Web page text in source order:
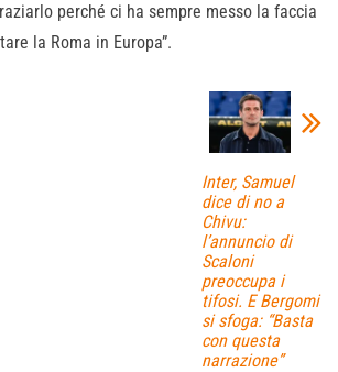
perché ci ha sempre messo la faccia
la Roma in Europa”.
Inter, Samuel
dice di no a
Chivu:
l’annuncio di
Scaloni
preoccupa i
tifosi. E Bergomi
si sfoga: “Basta
con questa
narrazione”